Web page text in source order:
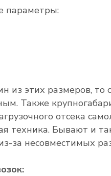
параметры:
из этих размеров, то
Также
отсека
техника. Бывают и
за несовместимых